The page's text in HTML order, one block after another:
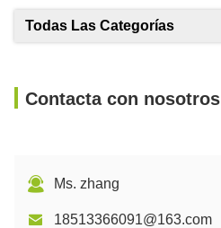
Todas Las Categorías
Contacta con nosotros
Ms. zhang
18513366091@163.com